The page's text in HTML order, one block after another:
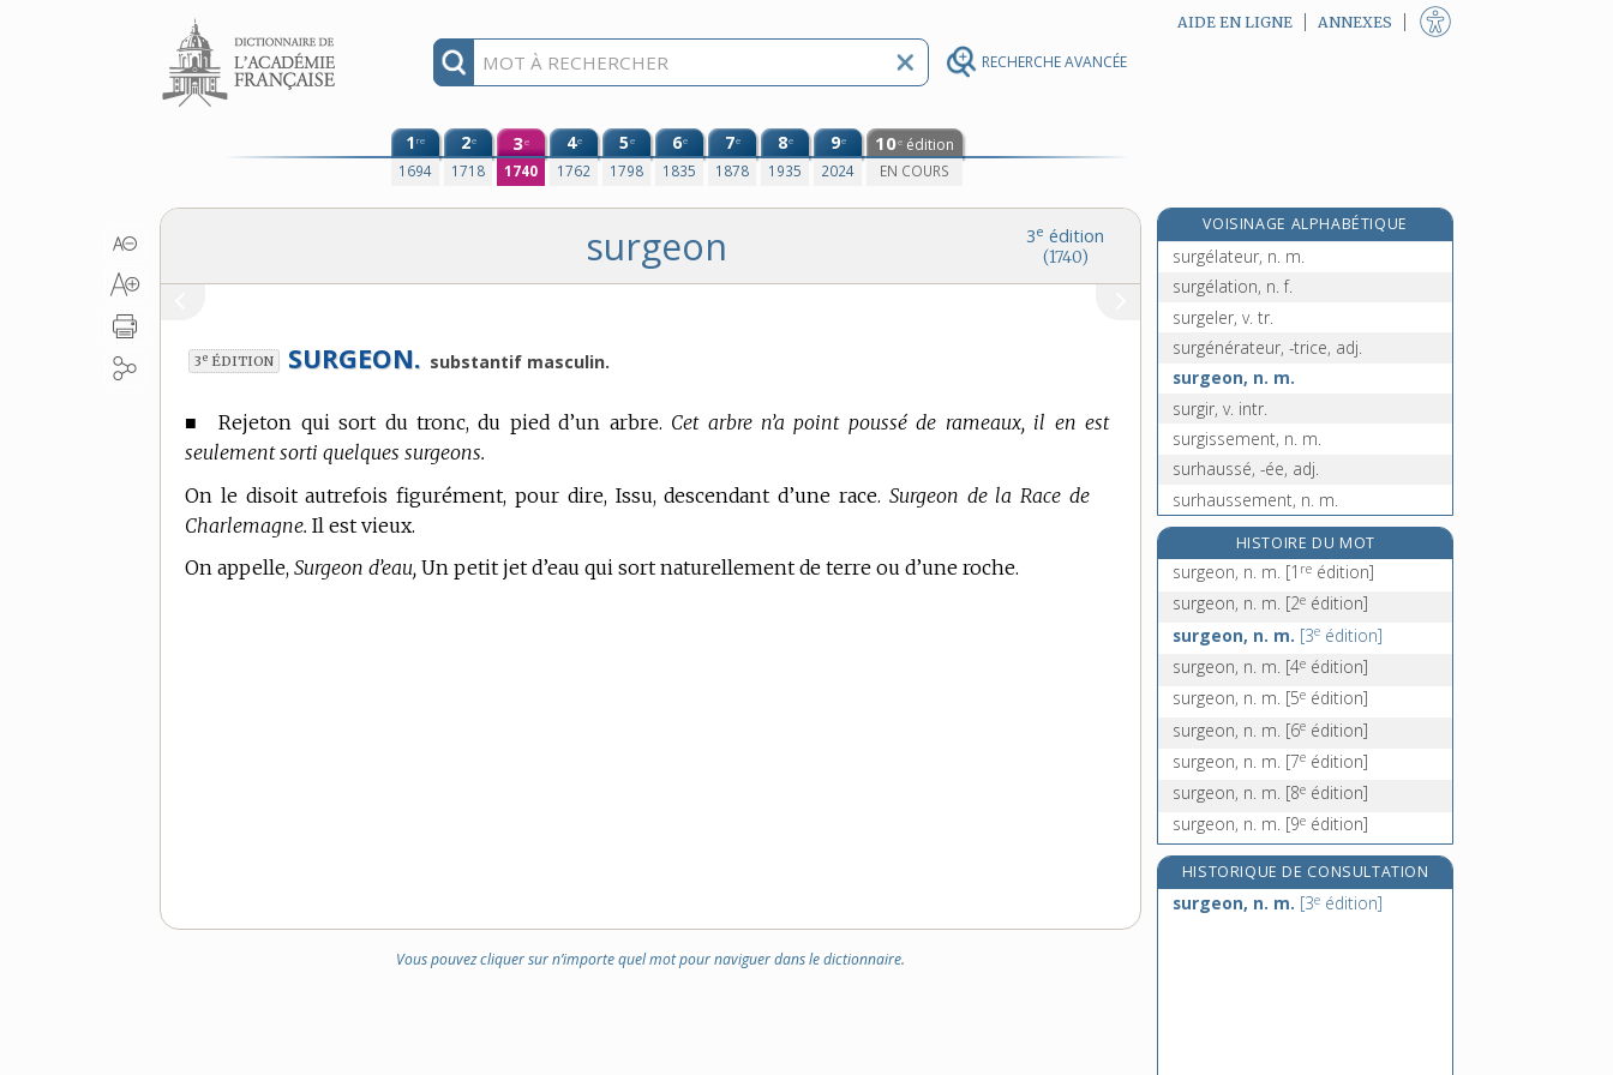
RECHERCHE AVANCÉE
Aller au contenu AIDE EN LIGNE ANNEXES
1re
1694
2e
1718
3e
1740
4e
1762
5e
1798
6e
1835
7e
1878
8e
1935
9e
2024
10e édition
EN COURS
3e édition
(1740)
surgeon
3e ÉDITION SURGEON. substantif masculin.
■Rejeton qui sort du tronc, du pied d’un arbre. Cet arbre n’a point poussé de rameaux, il en est
seulement sorti quelques surgeons.
On le disoit autrefois figurément, pour dire, Issu, descendant d’une race. Surgeon de la Race de
Charlemagne. Il est vieux.
On appelle, Surgeon d’eau, Un petit jet d’eau qui sort naturellement de terre ou d’une roche.
Vous pouvez cliquer sur n’importe quel mot pour naviguer dans le dictionnaire.
VOISINAGE ALPHABÉTIQUE
surfusion, n. f.
surgélateur, n. m.
surgélation, n. f.
surgeler, v. tr.
surgénérateur, -trice, adj.
surgeon, n. m.
surgir, v. intr.
surgissement, n. m.
surhaussé, -ée, adj.
surhaussement, n. m.
surhausser, v. tr.
surhomme, n. m.
suricate, n. m.
surimi, n. m.
HISTOIRE DU MOT
surgeon, n. m. [1 re édition]
surgeon, n. m. [2e édition]
surgeon, n. m. [3e édition]
surgeon, n. m. [4e édition]
surgeon, n. m. [5e édition]
surgeon, n. m. [6e édition]
surgeon, n. m. [7e édition]
surgeon, n. m. [8e édition]
surgeon, n. m. [9e édition]
HISTORIQUE DE CONSULTATION
surgeon, n. m. [3e édition]